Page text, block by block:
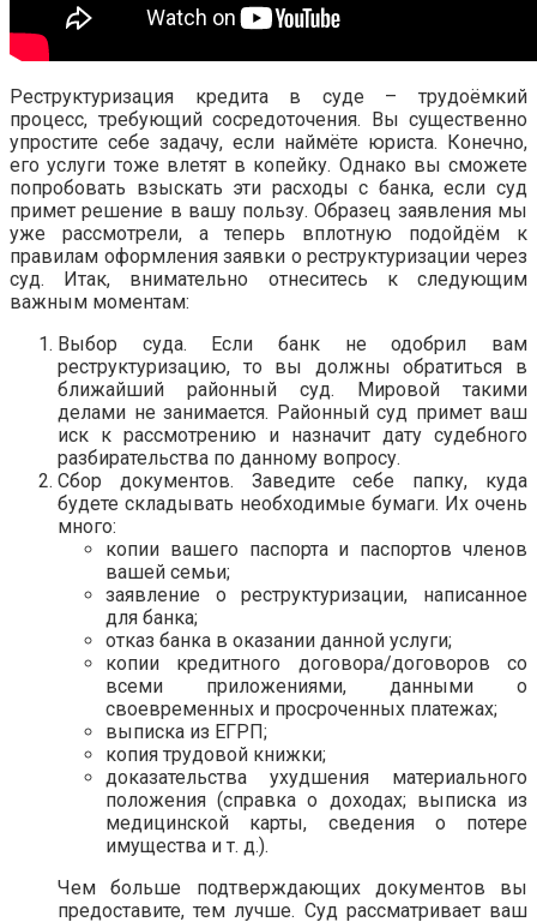
Реструктуризация кредита в суде – трудоёмкий
процесс, требующий сосредоточения. Вы существенно
упростите себе задачу, если наймёте юриста. Конечно,
его услуги тоже влетят в копейку. Однако вы сможете
попробовать взыскать эти расходы с банка, если суд
примет решение в вашу пользу. Образец заявления мы
уже рассмотрели, а теперь вплотную подойдём к
правилам оформления заявки о реструктуризации через
суд. Итак, внимательно отнеситесь к следующим
важным моментам:
Выбор суда. Если банк не одобрил вам
реструктуризацию, то вы должны обратиться в
ближайший районный суд. Мировой такими
делами не занимается. Районный суд примет ваш
иск к рассмотрению и назначит дату судебного
разбирательства по данному вопросу.
Сбор документов. Заведите себе папку, куда
будете складывать необходимые бумаги. Их очень
много:
копии вашего паспорта и паспортов членов
вашей семьи;
заявление о реструктуризации, написанное
для банка;
отказ банка в оказании данной услуги;
копии кредитного договора/договоров со
всеми приложениями, данными о
своевременных и просроченных платежах;
выписка из ЕГРП;
копия трудовой книжки;
доказательства ухудшения материального
положения (справка о доходах; выписка из
медицинской карты, сведения о потере
имущества и т. д.).
Чем больше подтверждающих документов вы
предоставите, тем лучше. Суд рассматривает ваш